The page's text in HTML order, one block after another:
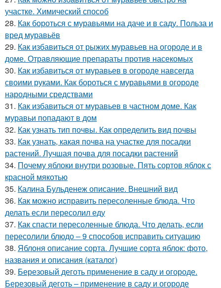
участке. Химический способ
28. Как бороться с муравьями на даче и в саду. Польза и
вред муравьёв
29. Как избавиться от рыжих муравьев на огороде и в
доме. Отравляющие препараты против насекомых
30. Как избавиться от муравьев в огороде навсегда
своими руками. Как бороться с муравьями в огороде
народными средствами
31. Как избавиться от муравьев в частном доме. Как
муравьи попадают в дом
32. Как узнать тип почвы. Как определить вид почвы
33. Как узнать, какая почва на участке для посадки
растений. Лучшая почва для посадки растений
34. Почему яблоки внутри розовые. Пять сортов яблок с
красной мякотью
35. Калина Бульденеж описание. Внешний вид
36. Как можно исправить пересоленные блюда. Что
делать если пересолил еду
37. Как спасти пересоленные блюда. Что делать, если
пересолили блюдо – 9 способов исправить ситуацию
38. Яблоня описание сорта. Лучшие сорта яблок: фото,
названия и описания (каталог)
39. Березовый деготь применение в саду и огороде.
Березовый деготь – применение в саду и огороде